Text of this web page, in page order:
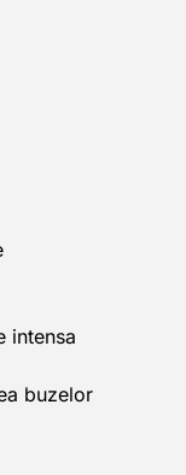
intensa
buzelor